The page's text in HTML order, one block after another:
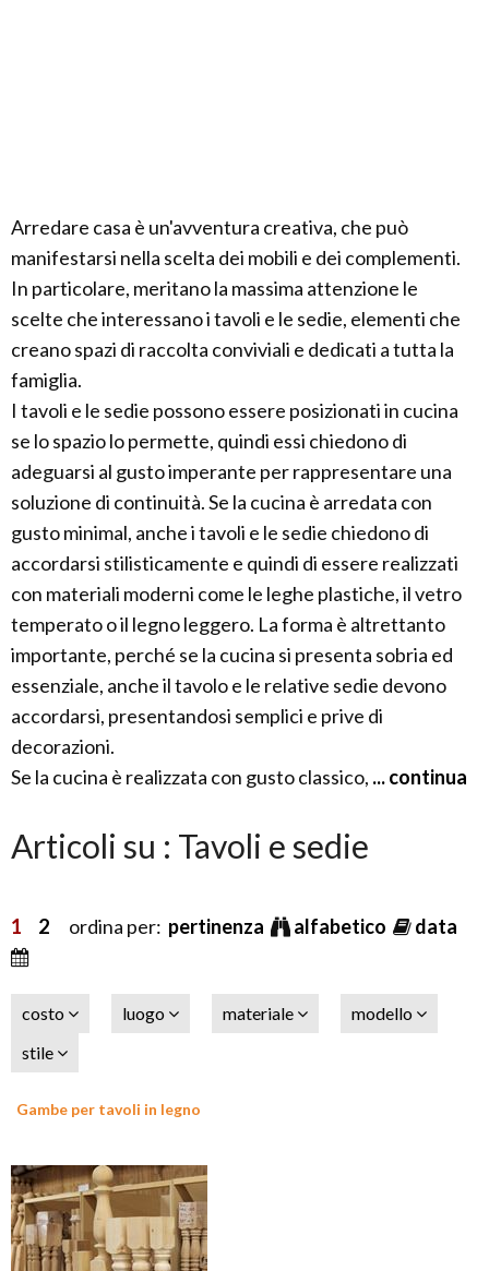
Arredare casa è un'avventura creativa, che può
manifestarsi nella scelta dei mobili e dei complementi.
In particolare, meritano la massima attenzione le
scelte che interessano i tavoli e le sedie, elementi che
creano spazi di raccolta conviviali e dedicati a tutta la
famiglia.
I tavoli e le sedie possono essere posizionati in cucina
se lo spazio lo permette, quindi essi chiedono di
adeguarsi al gusto imperante per rappresentare una
soluzione di continuità. Se la cucina è arredata con
gusto minimal, anche i tavoli e le sedie chiedono di
accordarsi stilisticamente e quindi di essere realizzati
con materiali moderni come le leghe plastiche, il vetro
temperato o il legno leggero. La forma è altrettanto
importante, perché se la cucina si presenta sobria ed
essenziale, anche il tavolo e le relative sedie devono
accordarsi, presentandosi semplici e prive di
decorazioni.
Se la cucina è realizzata con gusto classico, ... continua
Articoli su : Tavoli e sedie
1 2 ordina per: pertinenza alfabetico data
costo luogo materiale
modello
stile
Gambe per tavoli in legno